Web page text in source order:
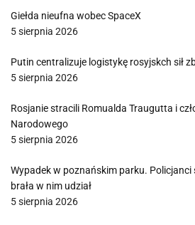
Giełda nieufna wobec SpaceX
5 sierpnia 2026
Putin centralizuje logistykę rosyjskch sił
5 sierpnia 2026
Rosjanie stracili Romualda Traugutta i
Narodowego
5 sierpnia 2026
Wypadek w poznańskim parku. Policjanci
brała w nim udział
5 sierpnia 2026